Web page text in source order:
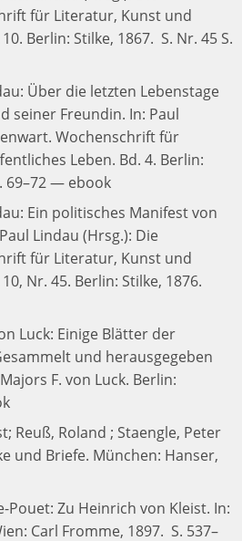
für Literatur, Kunst und
Berlin: Stilke, 1867. S. Nr. 45 S.
Über die letzten Lebenstage
seiner Freundin. In: Paul
Wochenschrift für
Leben. Bd. 4. Berlin:
69–72— ebook
Ein politisches Manifest von
Paul Lindau (Hrsg.): Die
für Literatur, Kunst und
Nr. 45. Berlin: Stilke, 1876.
Luck: Einige Blätter der
und herausgegeben
F. von Luck. Berlin:
Reuß, Roland ; Staengle, Peter
und Briefe. München: Hanser,
Pouet: Zu Heinrich von Kleist. In:
Carl Fromme, 1897. S. 537–